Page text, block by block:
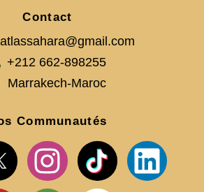
Contact
+212 662-898255
Marrakech-Maroc
Communautés